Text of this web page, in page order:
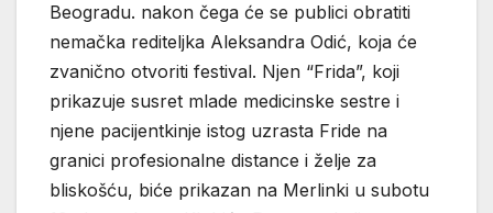
Beogradu. nakon čega će se publici obratiti
nemačka rediteljka Aleksandra Odić, koja će
zvanično otvoriti festival. Njen “Frida”, koji
prikazuje susret mlade medicinske sestre i
njene pacijentkinje istog uzrasta Fride na
granici profesionalne distance i želje za
bliskošću, biće prikazan na Merlinki u subotu